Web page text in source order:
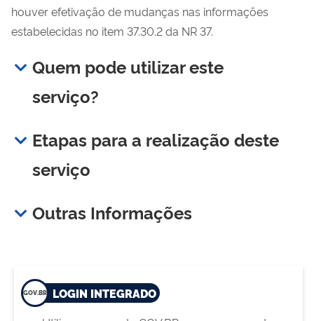
houver efetivação de mudanças nas informações
estabelecidas no item 37.30.2 da NR 37.
Quem pode utilizar este
serviço?
Etapas para a realização deste
serviço
Outras Informações
LOGIN INTEGRADO